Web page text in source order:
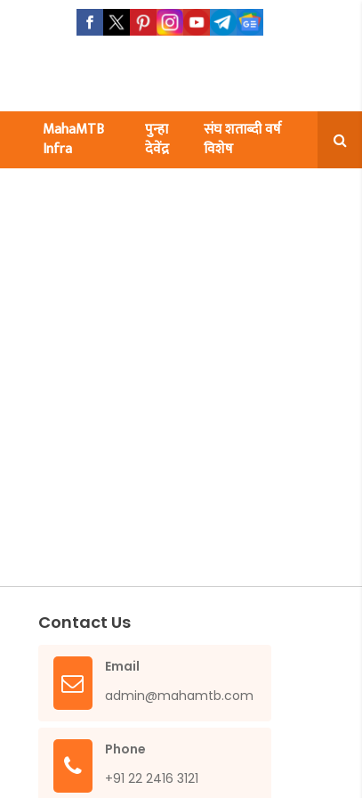
MahaMTB
Infra
पुन्हा
देवेंद्र
संघ शताब्दी वर्ष
विशेष
Contact Us
Email
admin@mahamtb.com
Phone
+91 22 2416 3121